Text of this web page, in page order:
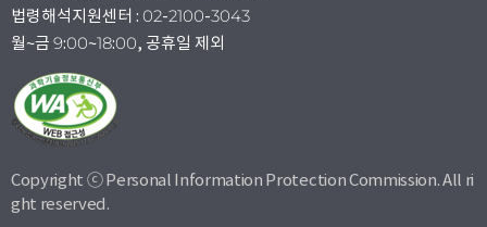
법령해석지원센터 : 02-2100-3043
월~금 9:00~18:00, 공휴일 제외
Copyright ⓒ Personal Information Protection Commission. All ri
ght reserved.